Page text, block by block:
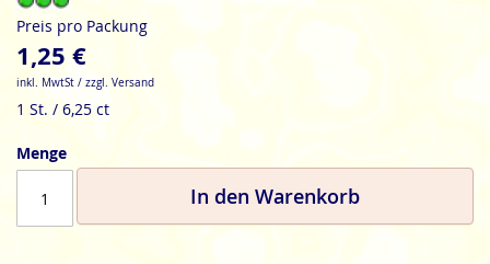
Preis pro Packung
1,25 €
inkl. MwtSt / zzgl. Versand
1 St. / 6,25 ct
Menge
In den Warenkorb